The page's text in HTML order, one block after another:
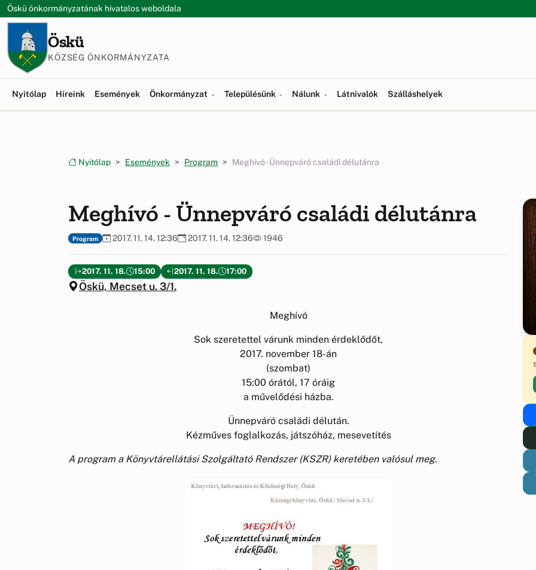
Ugrás a menüre
Ugrás a tartalomra
Öskü önkormányzatának hivatalos weboldala
Öskü
KÖZSÉG ÖNKORMÁNYZATA
Nyitólap Híreink Események Önkormányzat Településünk Nálunk Látnivalók Szálláshelyek
Nyitólap Események Program Meghívó - Ünnepváró családi délutánra
Meghívó - Ünnepváró családi délutánra
Program 2017. 11. 14. 12:36 2017. 11. 14. 12:36 1946
2017. 11. 18. 15:00 2017. 11. 18. 17:00
Öskü, Mecset u. 3/1.
Meghívó
Sok szeretettel várunk minden érdeklődőt,
2017. november 18-án
(szombat)
15:00 órától, 17 óráig
a művelődési házba.
Ünnepváró családi délután.
Kézműves foglalkozás, játszóház, mesevetítés
A program a Könyvtárellátási Szolgáltató Rendszer (KSZR) keretében valósul meg.